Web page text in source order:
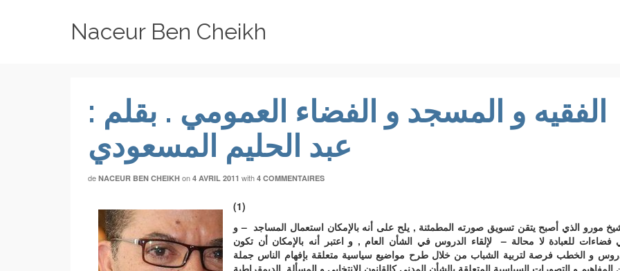
Naceur Ben Cheikh
الفقيه و المسجد و الفضاء العمومي . بقلم :
عبد الحليم المسعودي
de NACEUR BEN CHEIKH on 4 AVRIL 2011 with 4 COMMENTAIRES
(1)
مورو الذي أصبح يتقن تسويق صورته المطمئنة , يلح على أنه بالإمكان استعمال المساجد – و
فضاءات للعبادة لا محالة – لإلقاء الدروس في الشأن العام , و اعتبر أنه بالإمكان أن تكون
و الخطب فرصة لتربية الشباب من خلال طرح مواضيع سياسية متعلقة بإفهام الناس جملة
المفاهيم و التصورات السياسية المتعلقة بالشأن المدني كالقانون الانتخابي و المسألة الديمقراطية